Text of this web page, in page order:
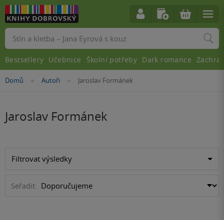
Nacházíte
Domů »Autoři »Jaroslav Formánek
Jaroslav Formánek
Filtrovat výsledky
Seřadit:
Vyhledávání
Bestsellery Učebnice Školní potřeby Dark romance